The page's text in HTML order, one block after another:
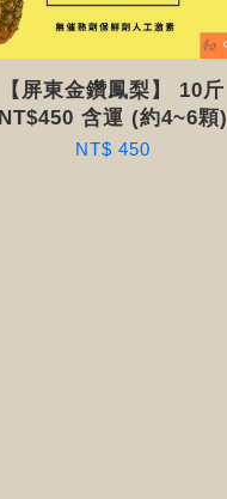
【屏東金鑽鳳梨】 10斤
NT$450 含運 (約4~6顆)
NT$ 450